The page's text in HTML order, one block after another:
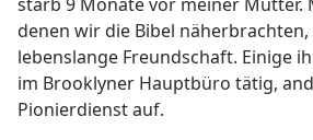
denen wir die Bibel
lebenslange Freundschaft. Einige
im Brooklyner Hauptbüro tätig,
Pionierdienst auf.